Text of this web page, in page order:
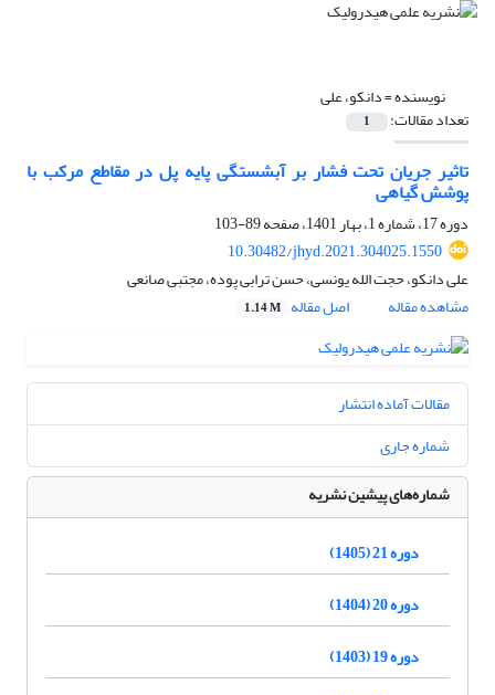
نویسنده =دانکو، علی
تعداد مقالات: 1
تاثیر جریان تحت فشار بر آبشستگی پایه پل در مقاطع مرکب با
پوشش گیاهی
دوره 17، شماره 1، بهار 1401، صفحه
89-103
10.30482/jhyd.2021.304025.1550
علی دانکو، حجت الله یونسی، حسن ترابی پوده، مجتبی صانعی
مشاهده مقاله
اصل مقاله 1.14 M
مقالات آماده انتشار
شماره جاری
شماره‌های پیشین نشریه
دوره 21 (1405)
دوره 20 (1404)
دوره 19 (1403)